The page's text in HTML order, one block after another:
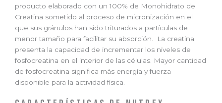
producto elaborado con un 100% de Monohidrato de
Creatina sometido al proceso de micronización en el
que sus gránulos han sido triturados a partículas de
menor tamaño para facilitar su absorción. La creatina
presenta la capacidad de incrementar los niveles de
fosfocreatina en el interior de las células. Mayor cantidad
de fosfocreatina significa más energía y fuerza
disponible para la actividad física.